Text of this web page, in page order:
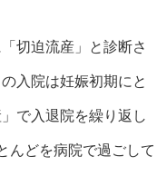
切迫流産」と診断さ
入院は妊娠初期にと
で入退院を繰り返し
んどを病院で過ごして